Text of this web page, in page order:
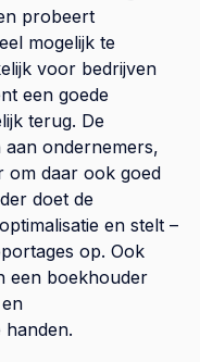
probeert
mogelijk te
voor bedrijven
een goede
terug. De
ondernemers,
om daar ook goed
doet de
en stelt –
op. Ook
een boekhouder
handen.